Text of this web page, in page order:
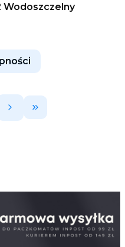
Wodoszczelny
Przejdź do